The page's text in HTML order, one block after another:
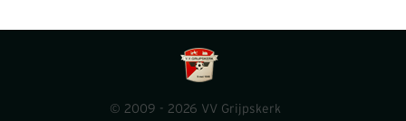
© 2009 - 2026 VV Grijpskerk